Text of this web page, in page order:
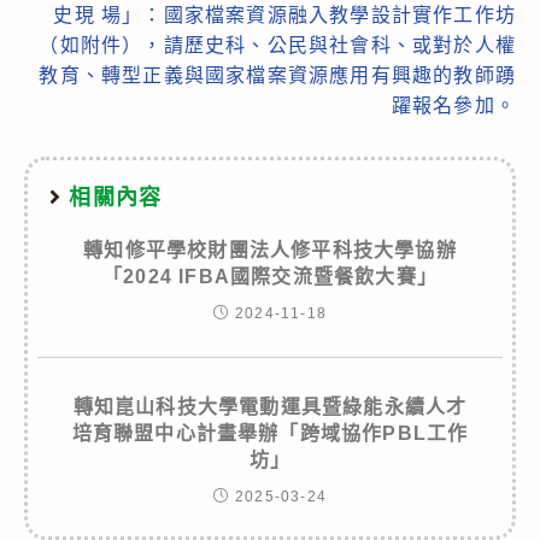
史現 場」：國家檔案資源融入教學設計實作工作坊
（如附件），請歷史科、公民與社會科、或對於人權
教育、轉型正義與國家檔案資源應用有興趣的教師踴
躍報名參加。
相關內容
轉知修平學校財團法人修平科技大學協辦
「2024 IFBA國際交流暨餐飲大賽」
2024-11-18
轉知崑山科技大學電動運具暨綠能永續人才
培育聯盟中心計畫舉辦「跨域協作PBL工作
坊」
2025-03-24